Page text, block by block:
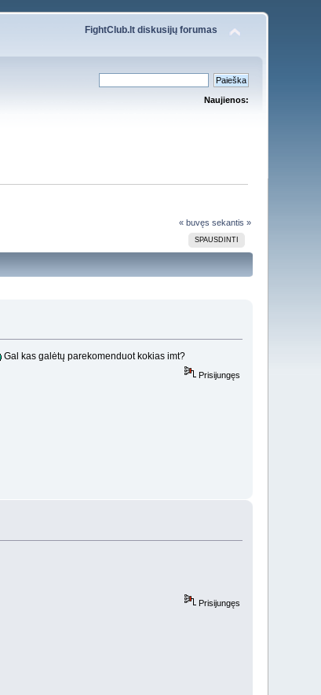
FightClub.lt diskusijų forumas
Naujienos:
« buvęs sekantis »
SPAUSDINTI
Gal kas galėtų parekomenduot kokias imt?
Prisijungęs
Prisijungęs